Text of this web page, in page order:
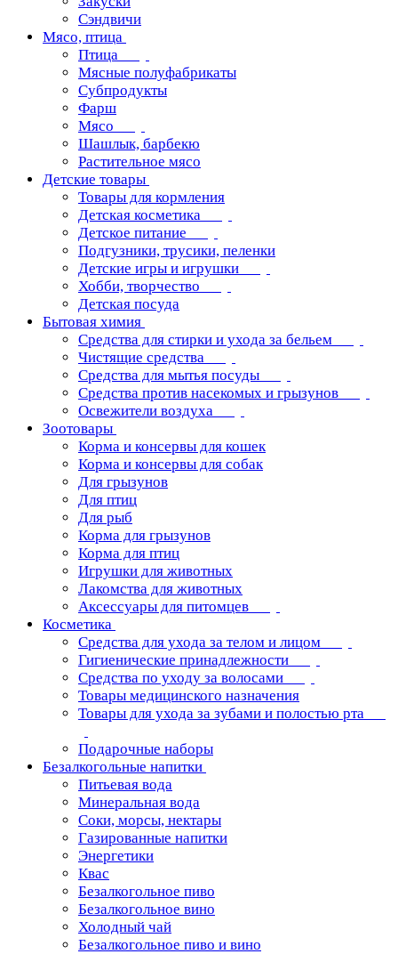
Сэндвичи
Мясо, птица
Птица
Мясные полуфабрикаты
Субпродукты
Фарш
Мясо
Шашлык, барбекю
Растительное мясо
Детские товары
Товары для кормления
Детская косметика
Детское питание
Подгузники, трусики, пеленки
Детские игры и игрушки
Хобби, творчество
Детская посуда
Бытовая химия
Средства для стирки и ухода за бельем
Чистящие средства
Средства для мытья посуды
Средства против насекомых и грызунов
Освежители воздуха
Зоотовары
Корма и консервы для кошек
Корма и консервы для собак
Для грызунов
Для птиц
Для рыб
Корма для грызунов
Корма для птиц
Игрушки для животных
Лакомства для животных
Аксессуары для питомцев
Косметика
Средства для ухода за телом и лицом
Гигиенические принадлежности
Средства по уходу за волосами
Товары медицинского назначения
Товары для ухода за зубами и полостью рта
Подарочные наборы
Безалкогольные напитки
Питьевая вода
Минеральная вода
Соки, морсы, нектары
Газированные напитки
Энергетики
Квас
Безалкогольное пиво
Безалкогольное вино
Холодный чай
Безалкогольное пиво и вино